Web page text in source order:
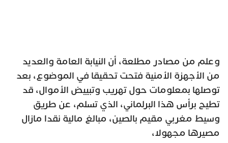
وعلم من مصادر مطلعة، أن النيابة العامة والعديد
من الأجهزة الأمنية فتحت تحقيقا في الموضوع، بعد
توصلها بمعلومات حول تهريب وتبييض الأموال، قد
تطيح برأس هذا البرلماني، الذي تسلم، عن طريق
وسيط مغربي مقيم بالصين، مبالغ مالية نقدا مازال
مصيرها مجهولا،